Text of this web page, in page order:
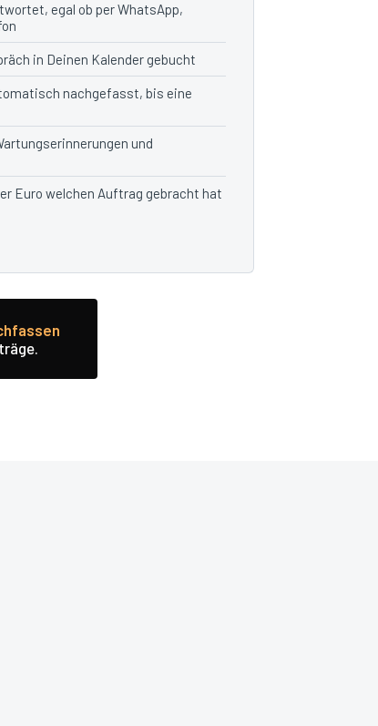
egal ob per WhatsApp,
in Deinen Kalender gebucht
nachgefasst, bis eine
und
Euro welchen Auftrag gebracht hat